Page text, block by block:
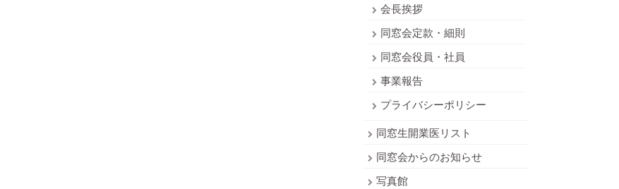
会長挨拶
同窓会定款・細則
同窓会役員・社員
事業報告
プライバシーポリシー
同窓生開業医リスト
同窓会からのお知らせ
写真館